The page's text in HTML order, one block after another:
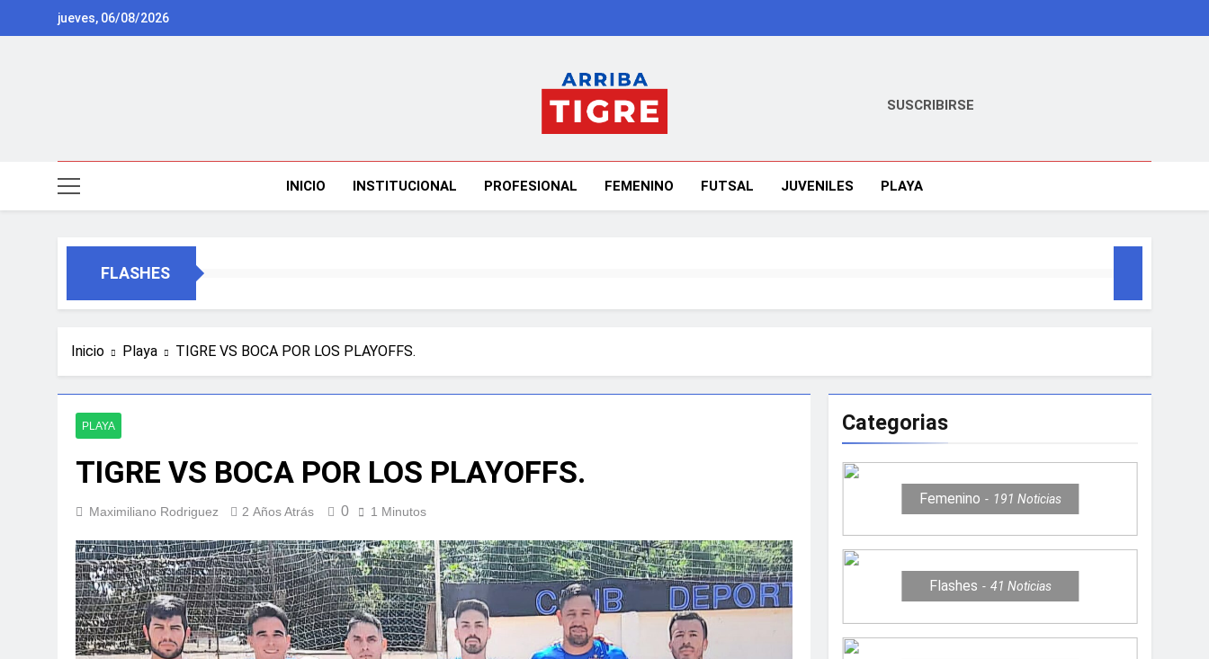
jueves, 06/08/2026
Arriba Tigre
SUSCRIBIRSE
INICIO INSTITUCIONAL PROFESIONAL FEMENINO FUTSAL JUVENILES PLAYA
FLASHES
Inicio Playa TIGRE VS BOCA POR LOS PLAYOFFS.
PLAYA
TIGRE VS BOCA POR LOS PLAYOFFS.
Maximiliano Rodriguez 2 Años Atrás 0 1 Minutos
Categorias
Femenino 191 Noticias
Flashes 41 Noticias